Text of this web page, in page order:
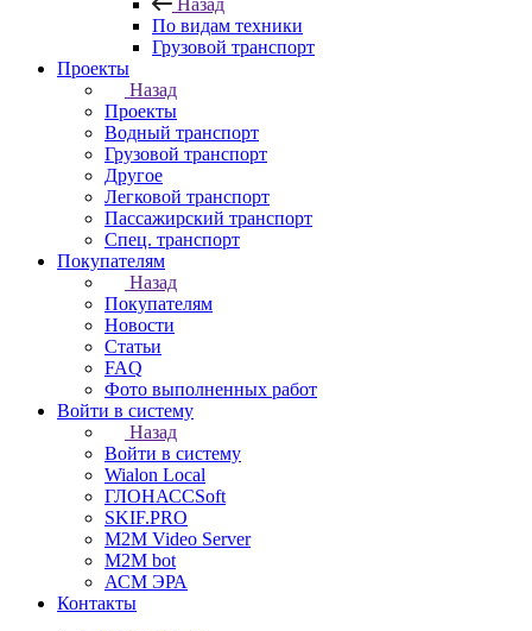
Назад
По видам техники
Грузовой транспорт
Проекты
Назад
Проекты
Водный транспорт
Грузовой транспорт
Другое
Легковой транспорт
Пассажирский транспорт
Спец. транспорт
Покупателям
Назад
Покупателям
Новости
Статьи
FAQ
Фото выполненных работ
Войти в систему
Назад
Войти в систему
Wialon Local
ГЛОНАССSoft
SKIF.PRO
M2M Video Server
М2М bot
АСМ ЭРА
Контакты